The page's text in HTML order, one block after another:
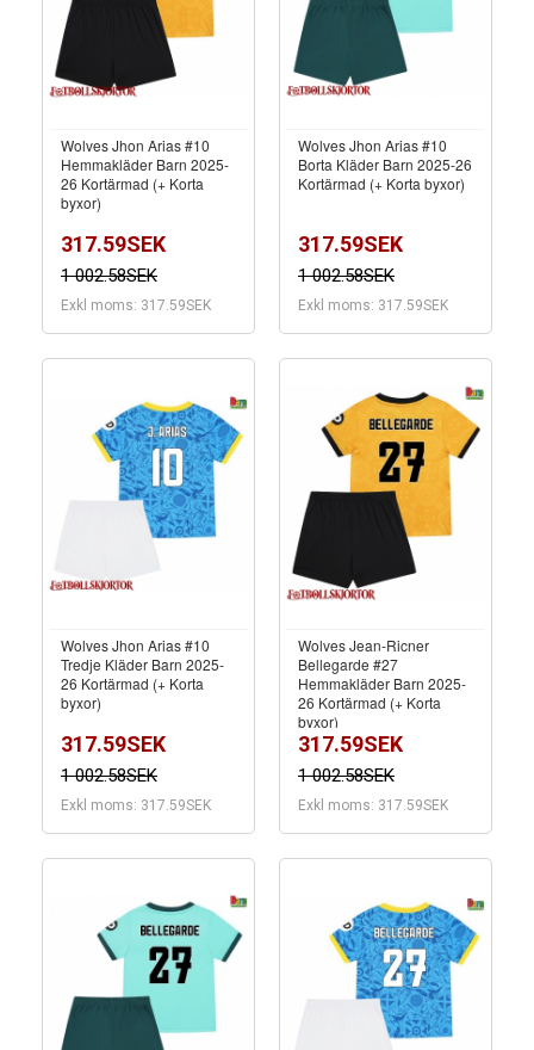
Wolves Jhon Arias #10
Hemmakläder Barn 2025-
26 Kortärmad (+ Korta
byxor)
317.59SEK
1 002.58SEK
Exkl moms: 317.59SEK
Wolves Jhon Arias #10
Borta Kläder Barn 2025-26
Kortärmad (+ Korta byxor)
317.59SEK
1 002.58SEK
Exkl moms: 317.59SEK
Wolves Jhon Arias #10
Tredje Kläder Barn 2025-
26 Kortärmad (+ Korta
byxor)
317.59SEK
1 002.58SEK
Exkl moms: 317.59SEK
Wolves Jean-Ricner
Bellegarde #27
Hemmakläder Barn 2025-
26 Kortärmad (+ Korta
byxor)
317.59SEK
1 002.58SEK
Exkl moms: 317.59SEK